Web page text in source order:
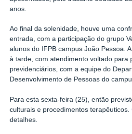
anos.
Ao final da solenidade, houve uma
entrada, com a participação do grupo
alunos do IFPB campus João Pessoa.
à tarde, com atendimento voltado para
previdenciários, com a equipe do
Desenvolvimento de Pessoas do
Para esta sexta-feira (25), então
culturais e procedimentos terapêuticos.
detalhes.